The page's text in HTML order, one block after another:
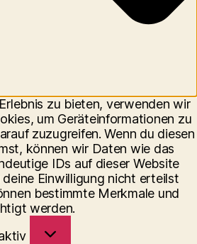
zu bieten, verwenden wir
um Geräteinformationen zu
zuzugreifen. Wenn du diesen
können wir Daten wie das
IDs auf dieser Website
Einwilligung nicht erteilst
bestimmte Merkmale und
werden.